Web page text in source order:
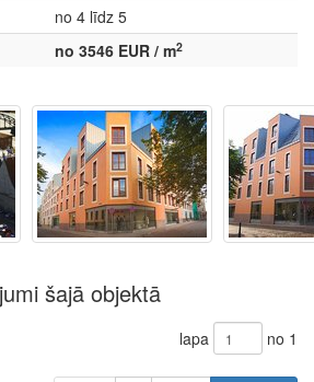
no 4 līdz 5
no 3546 EUR / m2
šajā objektā
lapa no 1